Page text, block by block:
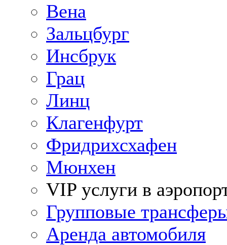
Вена
Зальцбург
Инсбрук
Грац
Линц
Клагенфурт
Фридрихсхафен
Мюнхен
VIP услуги в
Групповые
Аренда автомобиля